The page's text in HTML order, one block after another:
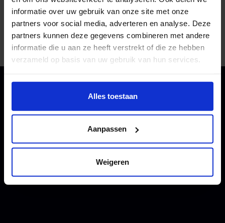
informatie over uw gebruik van onze site met onze
partners voor social media, adverteren en analyse. Deze
partners kunnen deze gegevens combineren met andere
informatie die u aan ze heeft verstrekt of die ze hebben
verzameld op basis van uw gebruik van hun services.
Wil je meer weten of de voorkeur aanpassen, bekijk dan
https://www.hku.nl/privacy-statement-en-
Alles toestaan
Aanpassen
Weigeren
mogelijkheid hebt om onze opleiding beter te leren
kennen.
Bekijk hier alle meeloopdagen